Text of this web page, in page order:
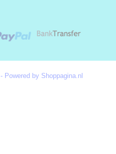
Powered by Shoppagina.nl